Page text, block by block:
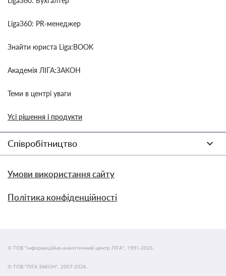
Liga360: PR-менеджер
Знайти юриста Liga:BOOK
Академія ЛІГА:ЗАКОН
Теми в центрі уваги
Усі рішення і продукти
Співробітництво
Умови використання сайту
Політика конфіденційності
© ТОВ "інформаційно-аналітичний центр ЛІГА", 1991-2026.
© ТОВ "ЛІГА ЗАКОН", 2007-2026.